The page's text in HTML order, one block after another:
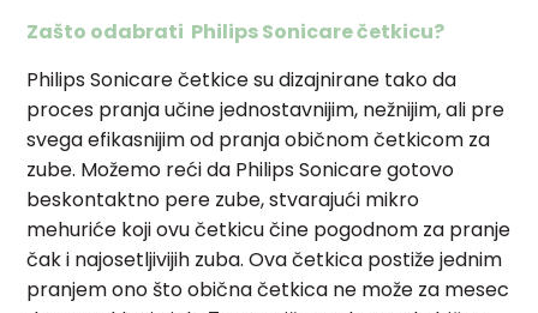
Zašto odabrati Philips Sonicare četkicu?
Philips Sonicare četkice su dizajnirane tako da
proces pranja učine jednostavnijim, nežnijim, ali pre
svega efikasnijim od pranja običnom četkicom za
zube. Možemo reći da Philips Sonicare gotovo
beskontaktno pere zube, stvarajući mikro
mehuriće koji ovu četkicu čine pogodnom za pranje
čak i najosetljivijih zuba. Ova četkica postiže jednim
pranjem ono što obična četkica ne može za mesec